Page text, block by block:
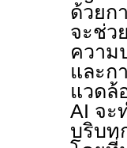
ด้วยก
จะช่ว
ความ
และก
แวดล้
AI จะ
บริบท